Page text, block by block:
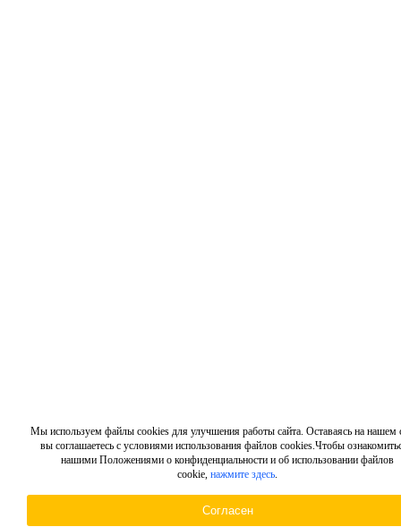
Мы используем файлы cookies для улучшения работы сайта. Оставаясь на нашем
вы соглашаетесь с условиями использования файлов cookies.Чтобы
нашими Положениями о конфиденциальности и об использовании файлов
cookie, нажмите здесь.
Согласен